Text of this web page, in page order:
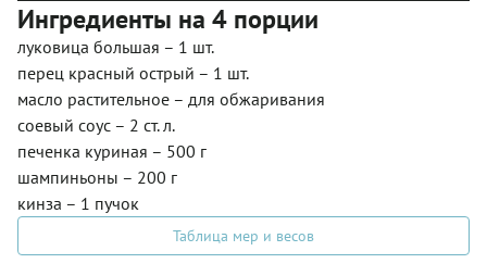
Ингредиенты на 4 порции
луковица большая – 1 шт.
перец красный острый – 1 шт.
масло растительное – для обжаривания
соевый соус – 2 ст. л.
печенка куриная – 500 г
шампиньоны – 200 г
кинза – 1 пучок
Таблица мер и весов